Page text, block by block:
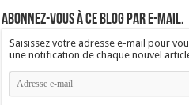
Abonnez-vous à ce blog par e-mail.
Saisissez votre adresse e-mail pour
une notification de chaque nouvel
Adresse
e-